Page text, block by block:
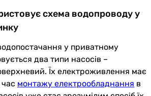
схема водопроводу у
у приватному
два типи насосів –
Їх електроживлення має
монтажу електрообладнання в